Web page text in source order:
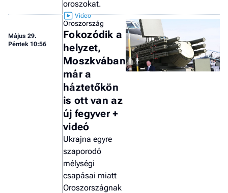
oroszokat.
Május 29.
Péntek 10:56
Oroszország
Fokozódik a
helyzet,
Moszkvában
már a
háztetőkön
is ott van az
új fegyver +
videó
Ukrajna egyre
szaporodó
mélységi
csapásai miatt
Oroszországnak